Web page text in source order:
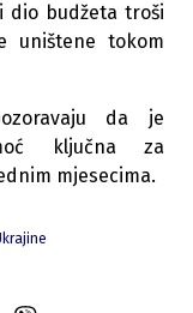
dio budžeta troši
uništene tokom
da je
ključna za
mjesecima.